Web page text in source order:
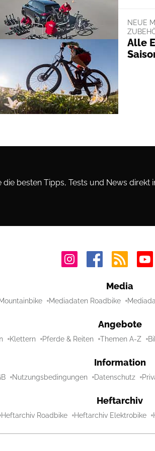
NEUE
Alle
die besten Tipps, Tests und News direkt
Media
Mediadaten Roadbike
Angebote
Klettern Pferde & Reiten Themen A-Z
Information
Nutzungsbedingungen Datenschutz
Heftarchiv
Heftarchiv Roadbike Heftarchiv Elektrobike